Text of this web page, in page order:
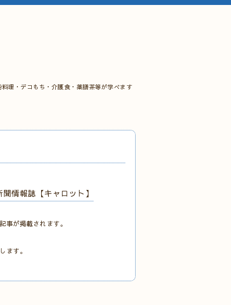
理・デコもち・介護食・薬膳茶等が学べます
情報誌【キャロット】
が掲載されます。
す。